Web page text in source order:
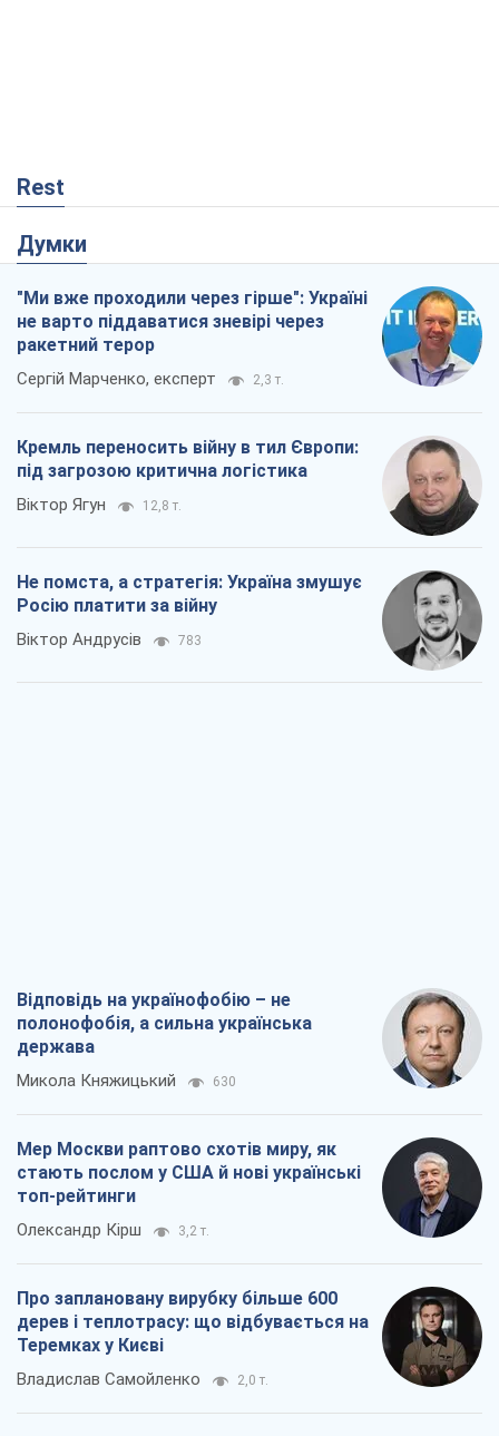
Rest
Думки
"Ми вже проходили через гірше": Україні
не варто піддаватися зневірі через
ракетний терор
Сергій Марченко, експерт 2,3 т.
Кремль переносить війну в тил Європи:
під загрозою критична логістика
Віктор Ягун 12,8 т.
Не помста, а стратегія: Україна змушує
Росію платити за війну
Віктор Андрусів 783
Відповідь на українофобію – не
полонофобія, а сильна українська
держава
Микола Княжицький 630
Мер Москви раптово схотів миру, як
стають послом у США й нові українські
топ-рейтинги
Олександр Кірш 3,2 т.
Про заплановану вирубку більше 600
дерев і теплотрасу: що відбувається на
Теремках у Києві
Владислав Самойленко 2,0 т.